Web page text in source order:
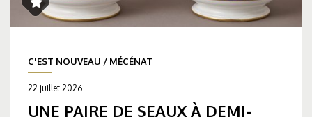
C'EST NOUVEAU / MÉCÉNAT
22 juillet 2026
UNE PAIRE DE SEAUX À DEMI-